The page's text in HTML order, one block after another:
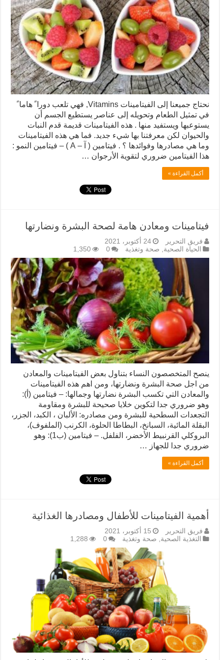
نحتاج جميعنا إلى الفيتامينات Vitamins, فهي تلعب دورا ً هاما ً
في تمثيل الطعام وتحويله إلى عناصر يستطيع الجسم أن
يستوعبها ويستفيد منها . هذه الفيتامينات قديمة قدم النبات
والحيوان لكن معرفتنا بها شيء جديد. فما هي هذه الفيتامينات
وما هي مصادرها وفوائدها ؟ . فيتامين ( آ – A ) – فيتامين النمو :
هذا الفيتامين ضروري لتقوية الأرجوان …
أكمل القراءة »
فيتامينات ومعادن هامة لصحة البشرة ونضارتها
فريق التحرير
24 أكتوبر، 2021
الحياة الصحية
صحة وتغذية 0
1,350
ينصح المتخصصون النساء بتناول بعض الفيتامينات والمعادن
من اجل صحة البشرة ونضارتها، ومن اهم هذه الفيتامينات
والمعادن التي تكسب البشرة نضارتها وجمالها: – فيتامين (أ):
وهو ضروري جدا لتكوين خلايا صحيحة للبشرة ومقاومة
التجعدات السطحية للبشرة ومن مصادره: الألبان ، الكبد، الجزر،
البقلة المائية، السبانخ، البطاطا الحلوة، الكرنب (الملفوف)،
البروكلي القرنبيط الأخضر، الفلفل. – فيتامين (ب1): وهو
ضروري جدا للجهاز …
أكمل القراءة »
أهمية الفيتامينات للأطفال ومصادرها الغذائية
فريق التحرير
15 أكتوبر، 2021
التغذية الصحية
صحة وتغذية 0
1,288